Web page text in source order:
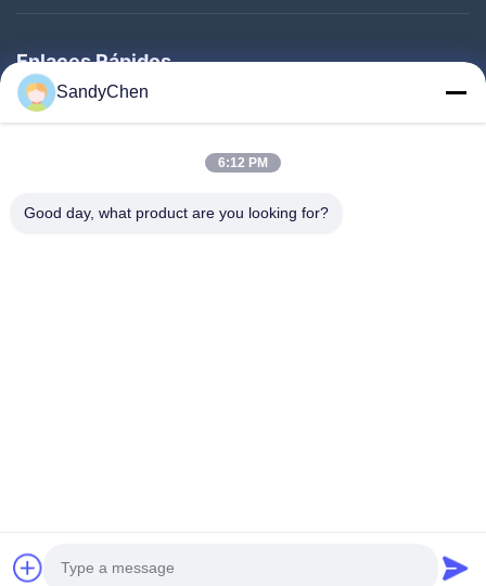
Enlaces Rápidos
Hogar
Sobre Nosotros
©2017- Zhangjiagang HuaDong Boiler Co., Ltd.. Todo. Todos los derechos
SandyChen
6:12 PM
Good day, what product are you looking for?